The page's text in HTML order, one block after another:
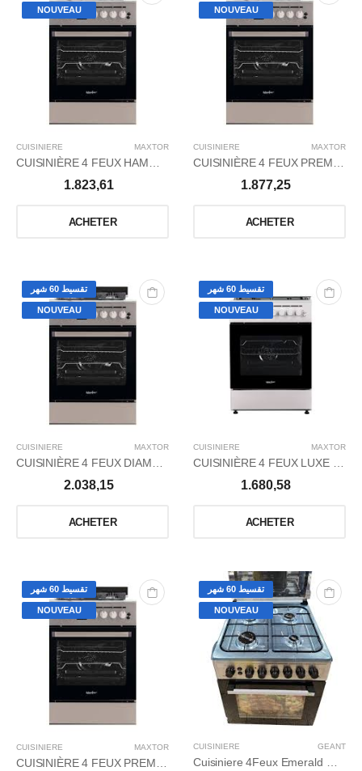
NOUVEAU
CUISINIERE MAXTOR
CUISINIÈRE 4 FEUX HAMMER WOK INOX
1.823,61
ACHETER
NOUVEAU
CUISINIERE MAXTOR
CUISINIÈRE 4 FEUX PREMIUM+ NOIR - grDIGITAL
1.877,25
ACHETER
تقسيط 60 شهر
NOUVEAU
CUISINIERE MAXTOR
CUISINIÈRE 4 FEUX DIAMANT+ NOIR - gris DIGITAL
2.038,15
ACHETER
تقسيط 60 شهر
NOUVEAU
CUISINIERE MAXTOR
CUISINIÈRE 4 FEUX LUXE WOK BLANCHE
1.680,58
ACHETER
تقسيط 60 شهر
NOUVEAU
CUISINIERE MAXTOR
CUISINIÈRE 4 FEUX PREMIUM+ WOK NOIR DIGITAL
تقسيط 60 شهر
NOUVEAU
CUISINIERE GÉANT
Cuisiniere 4Feux Emerald Geant -ventilée